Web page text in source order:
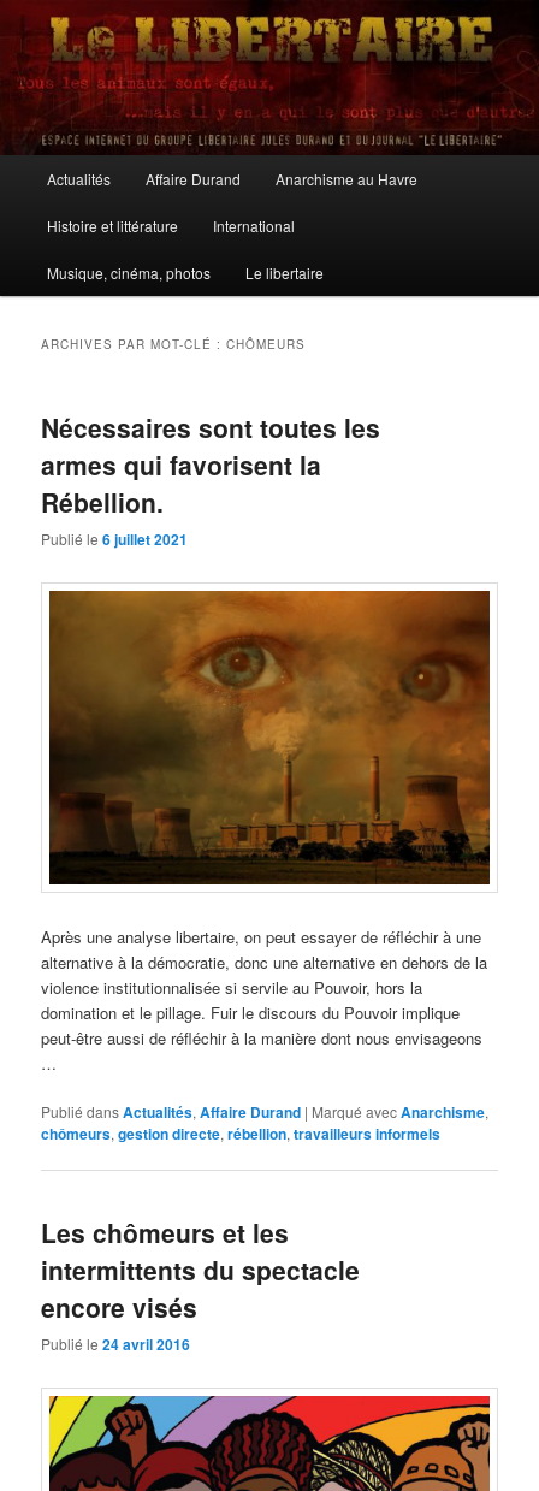
Aller
contenu
principal
Aller
contenu
secondaire
Le Libertaire
principal
Actualités Affaire Durand Anarchisme au Havre
Histoire et littérature International
Musique, cinéma, photos Le libertaire
ARCHIVES PAR MOT-CLÉ :CHÔMEURS
Nécessaires sont toutes les
armes qui favorisent la
Rébellion.
Publié le6 juillet 2021
Après une analyse libertaire, on peut essayer de réfléchir à une
alternative à la démocratie, donc une alternative en dehors de la
violence institutionnalisée si servile au Pouvoir, hors la
domination et le pillage. Fuir le discours du Pouvoir implique
peut-être aussi de réfléchir à la manière dont nous envisageons
…
Publié dansActualités,Affaire Durand | Marqué avecAnarchisme,
chômeurs,gestion directe,rébellion,travailleurs informels
Les chômeurs et les
intermittents du spectacle
encore visés
Publié le24 avril 2016